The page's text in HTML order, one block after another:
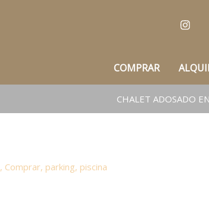
COMPRAR
CHALET ADOSADO
, Comprar, parking, piscina